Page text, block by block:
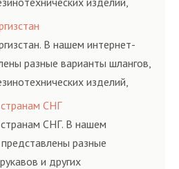
техническим условиям
В нашем интернет-
разные варианты шлангов,
изделий,
техническим условиям
СНГ
СНГ. В нашем
разные
и других